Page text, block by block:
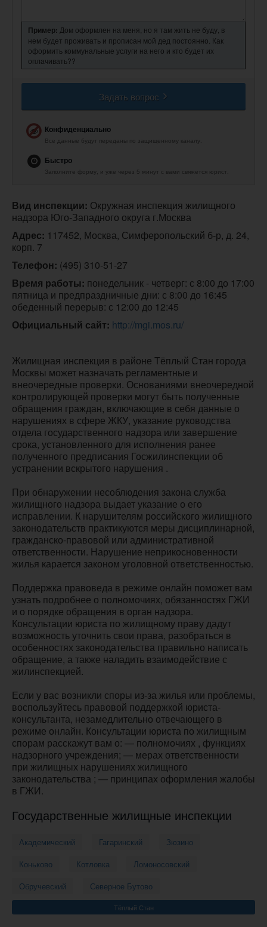
Пример: Дом оформлен на меня, но я там жить не буду, в
нем будет проживать и прописан мой дед постоянно. Как
оформить коммунальные услуги на него и кто будет их
оплачивать??
Задать вопрос
Конфиденциально
Все данные будут переданы по защищенному каналу.
Быстро
Заполните форму, и уже через 5 минут с вами свяжется юрист.
Вид инспекции: Окружная инспекция жилищного
надзора Юго-Западного округа г.Москва
Адрес: 117452, Москва, Симферопольский б-р, д. 24,
корп. 7
Телефон: (495) 310-51-27
Время работы: понедельник - четверг: с 8:00 до 17:00
пятница и предпраздничные дни: с 8:00 до 16:45
обеденный перерыв: с 12:00 до 12:45
Официальный сайт: http://mgi.mos.ru/
Жилищная инспекция в районе Тёплый Стан города
Москвы может назначать регламентные и
внеочередные проверки. Основаниями внеочередной
контролирующей проверки могут быть полученные
обращения граждан, включающие в себя данные о
нарушениях в сфере ЖКУ, указание руководства
отдела государственного надзора или завершение
срока, установленного для исполнения ранее
полученного предписания Госжилинспекции об
устранении вскрытого нарушения .
При обнаружении несоблюдения закона служба
жилищного надзора выдает указание о его
исправлении. К нарушителям российского жилищного
законодательств практикуются меры дисциплинарной,
гражданско-правовой или административной
ответственности. Нарушение неприкосновенности
жилья карается законом уголовной ответственностью.
Поддержка правоведа в режиме онлайн поможет вам
узнать подробнее о полномочиях, обязанностях ГЖИ
и о порядке обращения в орган надзора.
Консультации юриста по жилищному праву дадут
возможность уточнить свои права, разобраться в
особенностях законодательства правильно написать
обращение, а также наладить взаимодействие с
жилинспекцией.
Если у вас возникли споры из-за жилья или проблемы,
воспользуйтесь правовой поддержкой юриста-
консультанта, незамедлительно отвечающего в
режиме онлайн. Консультации юриста по жилищным
спорам расскажут вам о: — полномочиях , функциях
надзорного учреждения; — мерах ответственности
при жилищных нарушениях жилищного
законодательства ; — принципах оформления жалобы
в ГЖИ.
Государственные жилищные инспекции
Академический Гагаринский
Зюзино
Коньково
Котловка
Ломоносовский
Обручевский
Северное Бутово
Тёплый Стан